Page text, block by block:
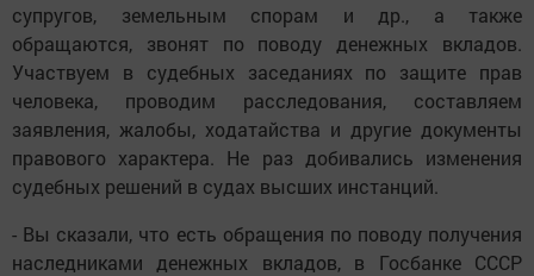
супругов, земельным спорам и др., а также
обращаются, звонят по поводу денежных вкладов.
Участвуем в судебных заседаниях по защите прав
человека, проводим расследования, составляем
заявления, жалобы, ходатайства и другие документы
правового характера. Не раз добивались изменения
судебных решений в судах высших инстанций.
- Вы сказали, что есть обращения по поводу получения
наследниками денежных вкладов, в Госбанке СССР